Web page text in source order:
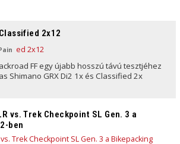
2x12
FF egy újabb hosszú távú tesztjéhez
Shimano GRX Di2 1x és Classified 2x
vs. Trek Checkpoint SL Gen. 3 a
ben